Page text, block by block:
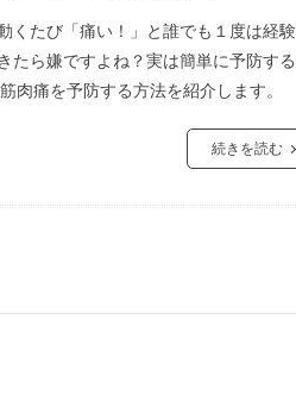
くたび「痛い！」と誰でも１度は経験
たら嫌ですよね？実は簡単に予防する
肉痛を予防する方法を紹介します。
続きを読む